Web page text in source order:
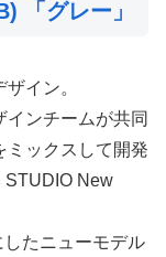
「グレー」
イン。
インチームが共同
ミックスして開発
STUDIO New
たニューモデル